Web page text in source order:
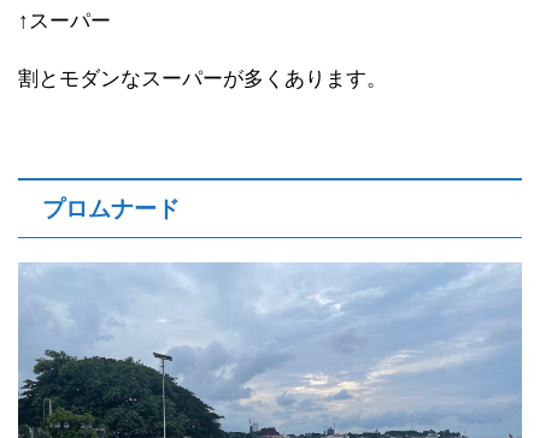
↑スーパー
割とモダンなスーパーが多くあります。
プロムナード